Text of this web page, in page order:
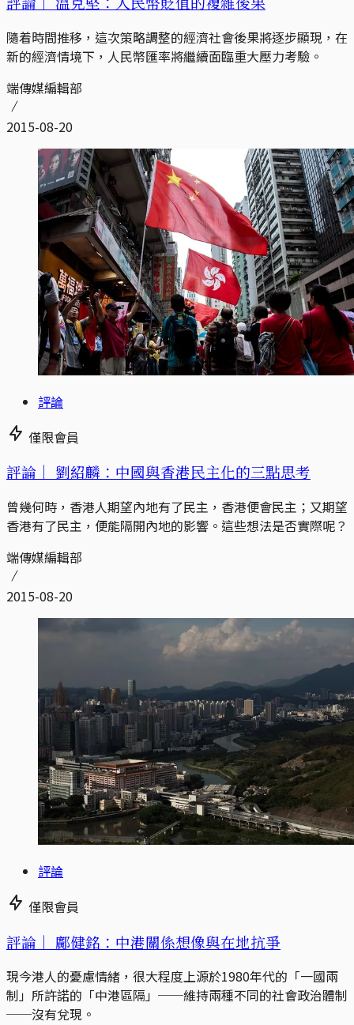
隨着時間推移，這次策略調整的經濟社會後果將逐步顯現，在
新的經濟情境下，人民幣匯率將繼續面臨重大壓力考驗。
端傳媒編輯部
2015-08-20
評論
僅限會員
評論｜ 劉紹麟：中國與香港民主化的三點思考
曾幾何時，香港人期望內地有了民主，香港便會民主；又期望
香港有了民主，便能隔開內地的影響。這些想法是否實際呢？
端傳媒編輯部
2015-08-20
評論
僅限會員
評論｜ 鄺健銘：中港關係想像與在地抗爭
現今港人的憂慮情緒，很大程度上源於1980年代的「一國兩
制」所許諾的「中港區隔」──維持兩種不同的社會政治體制
──沒有兌現。